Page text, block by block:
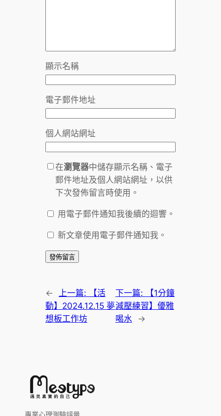
顯示名稱
電子郵件地址
個人網站網址
在瀏覽器中儲存顯示名稱、電子
郵件地址及個人網站網址，以供
下次發佈留言時使用。
用電子郵件通知我後續的迴響。
新文章使用電子郵件通知我。
← 上一篇:
【活
動】2024.12.15 夢
想板工作坊
下一篇:
【1分鐘
減壓練習】優雅
喝水
→